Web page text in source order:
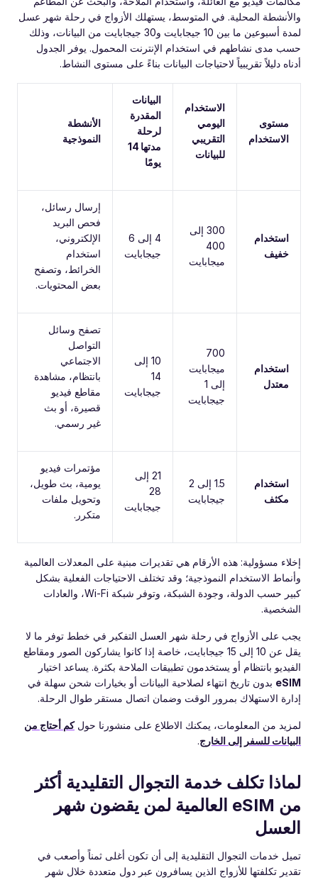
والأنشطة المحلية. في المتوسط، يستهلك الأزواج في رحلة شهر عسل
لمدة أسبوعين ما بين 10 جيجابايت و30 جيجابايت من البيانات، وذلك
حسب مدى نشاطهم في استخدام الإنترنت المحمول. يوفر الجدول
أدناه دليلاً تقريبياً لاحتياجات البيانات بناءً على مستوى النشاط.
مستوى
الاستخدام
الاستخدام
اليومي
التقريبي
للبيانات
البيانات
المقدرة
لرحلة
مدتها 14
يومًا
الأنشطة
النموذجية
استخدام
خفيف
300 إلى
400
ميجابايت
4 إلى 6
جيجابايت
إرسال رسائل،
فحص البريد
الإلكتروني،
استخدام
الخرائط، وتصفح
بعض المحتويات.
استخدام
معتدل
700
ميجابايت
إلى 1
جيجابايت
10 إلى
14
جيجابايت
تصفح وسائل
التواصل
الاجتماعي
بانتظام، مشاهدة
مقاطع فيديو
قصيرة، أو بث
غير رسمي.
استخدام
مكثف
1.5 إلى 2
جيجابايت
21 إلى
28
جيجابايت
مؤتمرات فيديو
يومية، بث طويل،
وتحويل ملفات
متكرر.
إخلاء مسؤولية: هذه الأرقام هي تقديرات مبنية على المعدلات العالمية
وأنماط الاستخدام النموذجية؛ وقد تختلف الاحتياجات الفعلية بشكل
كبير حسب الدولة، وجودة الشبكة، وتوفر شبكة Wi-Fi، والعادات
الشخصية.
يجب على الأزواج في رحلة شهر العسل التفكير في خطط توفر ما لا
يقل عن 10 إلى 15 جيجابايت، خاصة إذا كانوا يشاركون الصور ومقاطع
الفيديو بانتظام أو يستخدمون تطبيقات الملاحة بكثرة. يساعد اختيار
eSIM بدون تاريخ انتهاء لصلاحية البيانات أو بخيارات شحن سهلة في
إدارة الاستهلاك بمرور الوقت وضمان اتصال مستقر طوال الرحلة.
لمزيد من المعلومات، يمكنك الاطلاع على منشورنا حولكم أحتاج من
البيانات للسفر إلى الخارج.
لماذا تكلف خدمة التجوال التقليدية أكثر
من eSIM العالمية لمن يقضون شهر
العسل
تميل خدمات التجوال التقليدية إلى أن تكون أغلى ثمناً وأصعب في
تقدير تكلفتها للأزواج الذين يسافرون عبر دول متعددة خلال شهر